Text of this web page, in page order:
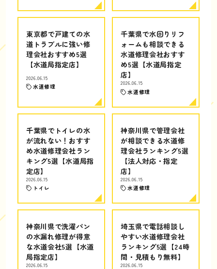
東京都で戸建ての水
道トラブルに強い修
理会社おすすめ5選
【水道局指定店】
2026.06.15
水道修理
千葉県で水回りリフ
ォームも相談できる
水道修理会社おすす
め5選【水道局指定
店】
2026.06.15
水道修理
千葉県でトイレの水
が流れない！おすす
め水道修理会社ラン
キング5選【水道局指
定店】
2026.06.15
トイレ
神奈川県で管理会社
が相談できる水道修
理会社ランキング5選
【法人対応・指定
店】
2026.06.15
水道修理
神奈川県で洗濯パン
の水漏れ修理が得意
な水道会社5選【水道
局指定店】
2026.06.15
埼玉県で電話相談し
やすい水道修理会社
ランキング5選【24時
間・見積もり無料】
2026.06.15